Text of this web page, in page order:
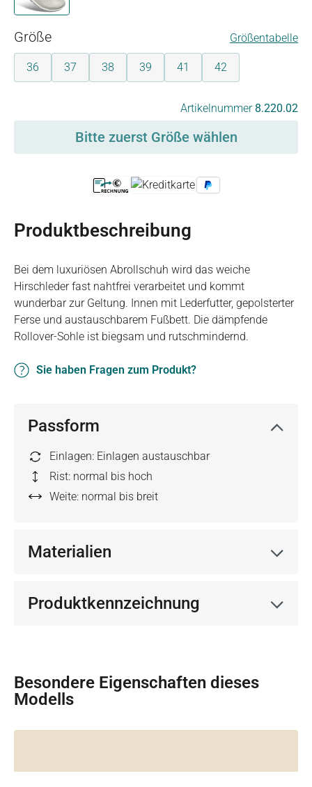
Größeauswählen Größentabelle
36 37 38 39 41 42
Artikelnummer 8.220.02
Bitte zuerst Größe wählen
Produktbeschreibung
Bei dem luxuriösen Abrollschuh wird das weiche
Hirschleder fast nahtfrei verarbeitet und kommt
wunderbar zur Geltung. Innen mit Lederfutter, gepolsterter
Ferse und austauschbarem Fußbett. Die dämpfende
Rollover-Sohle ist biegsam und rutschmindernd.
Sie haben Fragen zum Produkt?
Passform
Einlagen: Einlagen austauschbar
Rist: normal bis hoch
Weite: normal bis breit
Materialien
Produktkennzeichnung
Besondere Eigenschaften dieses
Modells